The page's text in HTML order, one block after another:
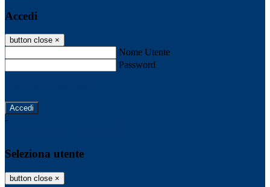
Accedi
button close ×
Nome Utente
Password
-
Seleziona utente
button close ×